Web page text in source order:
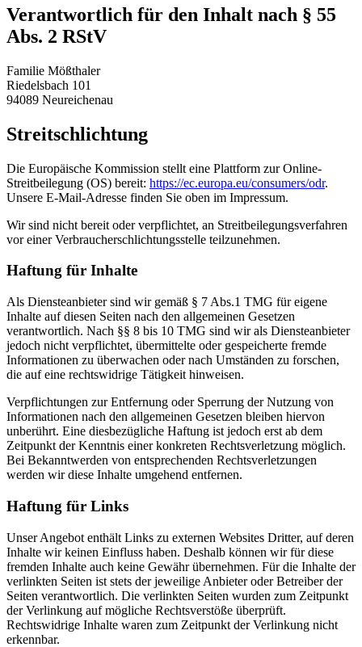
Verantwortlich für den Inhalt nach § 55
Abs. 2 RStV
Familie Mößthaler
Riedelsbach 101
94089 Neureichenau
Streitschlichtung
Die Europäische Kommission stellt eine Plattform zur Online-
Streitbeilegung (OS) bereit: https://ec.europa.eu/consumers/odr.
Unsere E-Mail-Adresse finden Sie oben im Impressum.
Wir sind nicht bereit oder verpflichtet, an Streitbeilegungsverfahren
vor einer Verbraucherschlichtungsstelle teilzunehmen.
Haftung für Inhalte
Als Diensteanbieter sind wir gemäß § 7 Abs.1 TMG für eigene
Inhalte auf diesen Seiten nach den allgemeinen Gesetzen
verantwortlich. Nach §§ 8 bis 10 TMG sind wir als Diensteanbieter
jedoch nicht verpflichtet, übermittelte oder gespeicherte fremde
Informationen zu überwachen oder nach Umständen zu forschen,
die auf eine rechtswidrige Tätigkeit hinweisen.
Verpflichtungen zur Entfernung oder Sperrung der Nutzung von
Informationen nach den allgemeinen Gesetzen bleiben hiervon
unberührt. Eine diesbezügliche Haftung ist jedoch erst ab dem
Zeitpunkt der Kenntnis einer konkreten Rechtsverletzung möglich.
Bei Bekanntwerden von entsprechenden Rechtsverletzungen
werden wir diese Inhalte umgehend entfernen.
Haftung für Links
Unser Angebot enthält Links zu externen Websites Dritter, auf deren
Inhalte wir keinen Einfluss haben. Deshalb können wir für diese
fremden Inhalte auch keine Gewähr übernehmen. Für die Inhalte der
verlinkten Seiten ist stets der jeweilige Anbieter oder Betreiber der
Seiten verantwortlich. Die verlinkten Seiten wurden zum Zeitpunkt
der Verlinkung auf mögliche Rechtsverstöße überprüft.
Rechtswidrige Inhalte waren zum Zeitpunkt der Verlinkung nicht
erkennbar.